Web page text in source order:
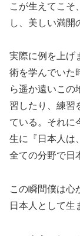
こが生えてこそ
し、美しい満開
実際に例を上げ
術を学んでいた
ら遥か遠いこの
習したり、練習
ている。それに
生に『日本人は
全ての分野で日
この瞬間僕は心
日本人として生